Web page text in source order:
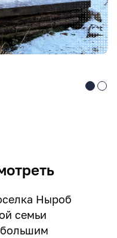
Ныроб
семьи